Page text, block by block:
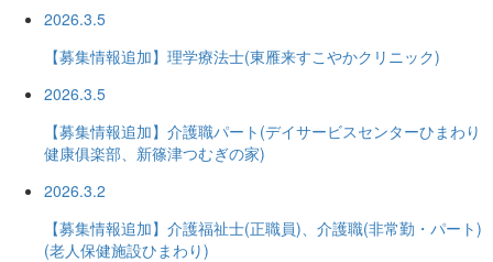
2026.3.5
【募集情報追加】理学療法士(東雁来すこやかクリニック)
2026.3.5
【募集情報追加】介護職パート(デイサービスセンターひまわり
健康俱楽部、新篠津つむぎの家)
2026.3.2
【募集情報追加】介護福祉士(正職員)、介護職(非常勤・パート)
(老人保健施設ひまわり)